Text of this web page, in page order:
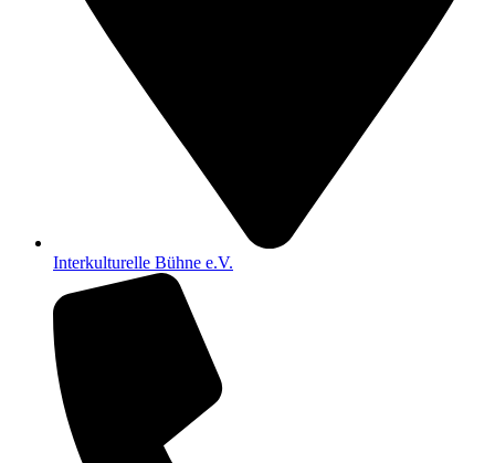
Interkulturelle Bühne e.V.